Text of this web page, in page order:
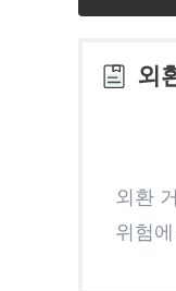
3
5
6
외
외환
위험